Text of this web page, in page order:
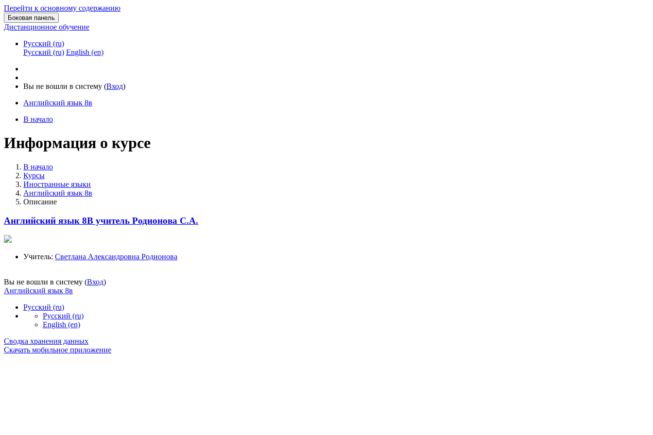
Перейти к основному содержанию
Боковая панель
Дистанционное обучение
Русский ‎(ru)‎
Русский ‎(ru)‎ English ‎(en)‎
Вы не вошли в систему (Вход)
Английский язык 8в
В начало
Информация о курсе
В начало
Курсы
Иностранные языки
Английский язык 8в
Описание
Английский язык 8В учитель Родионова С.А.
Учитель: Светлана Александровна Родионова
Вы не вошли в систему (Вход)
Английский язык 8в
Русский ‎(ru)‎
Русский ‎(ru)‎
English ‎(en)‎
Сводка хранения данных
Скачать мобильное приложение